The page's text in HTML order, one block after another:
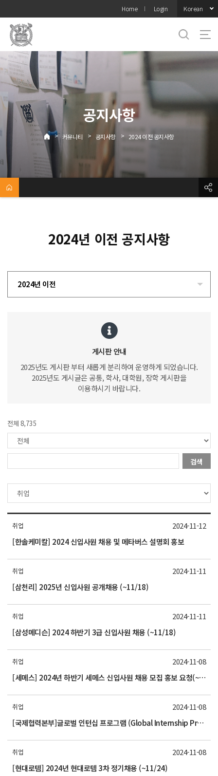
메뉴
Home Login Korean
공지사항
> 커뮤니티 > 공지사항 > 2024 이전 공지사항
2024년 이전 공지사항
2024년 이전
게시판 안내
2025년도 게시판 부터 새롭게 분리하여 운영하게 되었습니다.
2025년도 게시글은 공통, 학사, 대학원, 장학 게시판을
이용하시기 바랍니다.
전체 8,735
검색
취업
[한솔케미칼] 2024 신입사원 채용 및 메타버스 설명회 홍보
2024-11-12
취업
[삼천리] 2025년 신입사원 공개채용 (~11/18)
2024-11-11
취업
[삼성메디슨] 2024 하반기 3급 신입사원 채용 (~11/18)
2024-11-11
취업
[세메스] 2024년 하반기 세메스 신입사원 채용 모집 홍보 요청(~11/18(월) 17시까지)
2024-11-08
취업
[국제협력본부]글로벌 인턴십 프로그램 (Global Internship Program) 설명회
2024-11-08
취업
[현대로템] 2024년 현대로템 3차 정기채용 (~11/24)
2024-11-08